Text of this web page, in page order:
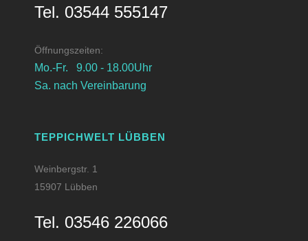
Tel. 03544 555147
Öffnungszeiten:
Mo.-Fr. 9.00 - 18.00Uhr
Sa. nach Vereinbarung
TEPPICHWELT LÜBBEN
Weinbergstr. 1
15907 Lübben
Tel. 03546 226066